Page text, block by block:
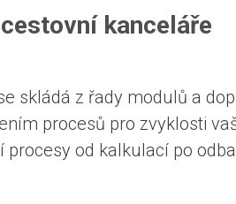
kanceláře
skládá z řady modulů a
procesů pro zvyklosti
procesy od kalkulací po